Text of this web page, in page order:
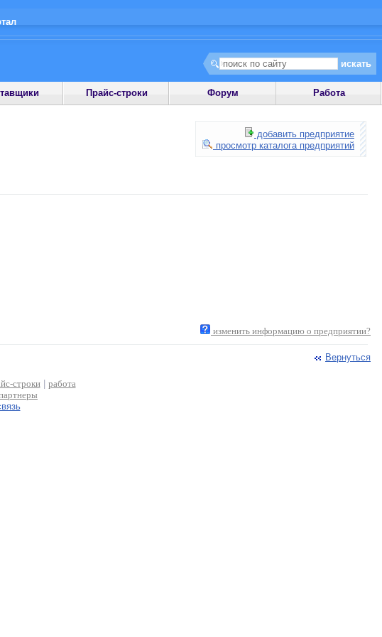
Прайс-строки Форум Работа
добавить предприятие
просмотр каталога предприятий
изменить информацию о предприятии?
Вернуться
строки| работа